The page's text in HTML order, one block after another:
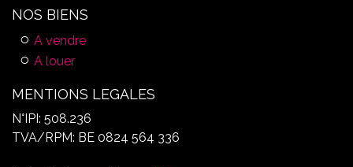
NOS BIENS
A vendre
A louer
MENTIONS LEGALES
N°IPI: 508.236
TVA/RPM: BE 0824 564 336